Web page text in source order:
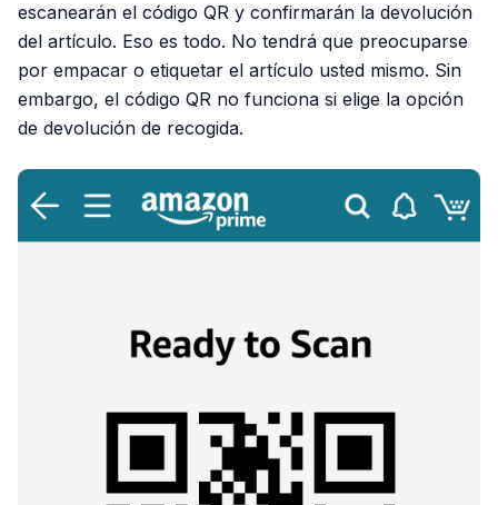
escanearán el código QR y confirmarán la devolución
del artículo. Eso es todo. No tendrá que preocuparse
por empacar o etiquetar el artículo usted mismo. Sin
embargo, el código QR no funciona si elige la opción
de devolución de recogida.